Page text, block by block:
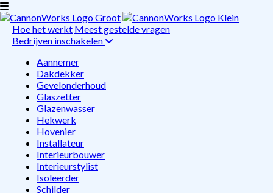
Hoe het werkt Meest gestelde vragen
Bedrijven inschakelen
Aannemer
Dakdekker
Gevelonderhoud
Glaszetter
Glazenwasser
Hekwerk
Hovenier
Installateur
Interieurbouwer
Interieurstylist
Isoleerder
Schilder